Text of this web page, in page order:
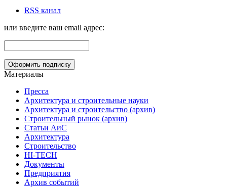
RSS канал
или введите ваш email адрес:
Материалы
Пресса
Архитектура и строительные науки
Архитектура и строительство (архив)
Строительный рынок (архив)
Статьи АиС
Архитектура
Строительство
HI-TECH
Документы
Предприятия
Архив событий